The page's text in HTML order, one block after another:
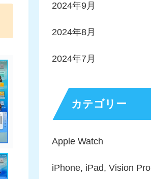
2024年9月
2024年8月
2024年7月
カテゴリー
Apple Watch
iPhone, iPad, Vision Pro